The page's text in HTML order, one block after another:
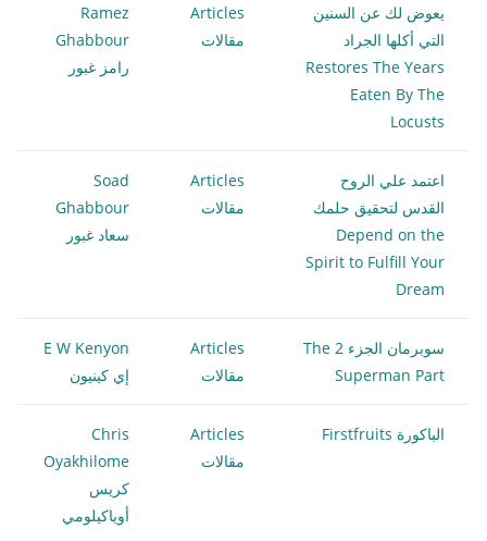
يعوض لك عن السنين
التي أكلها الجراد
Restores The Years
Eaten By The
Locusts
Articles
مقالات
Ramez
Ghabbour
رامز غبور
اعتمد علي الروح
القدس لتحقيق حلمك
Depend on the
Spirit to Fulfill Your
Dream
Articles
مقالات
Soad
Ghabbour
سعاد غبور
سوبرمان الجزء 2 The
Superman Part
Articles
مقالات
E W Kenyon
إي كينيون
الباكورة Firstfruits
Articles
مقالات
Chris
Oyakhilome
كريس
أوياكيلومي